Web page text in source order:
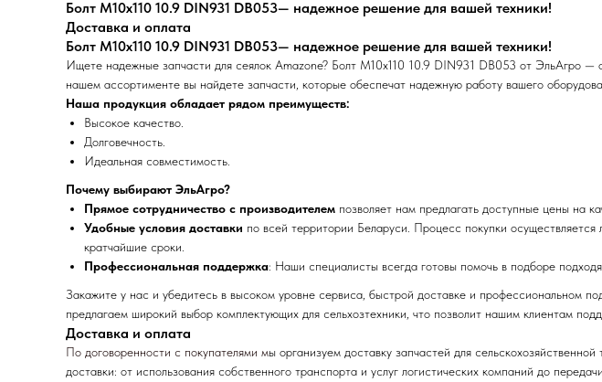
Болт М10х110 10.9 DIN931 DB053— надежное решение для вашей техники!
Доставка и оплата
Болт М10х110 10.9 DIN931 DB053— надежное решение для вашей техники!
Ищете надежные запчасти для сеялок Amazone? Болт М10х110 10.9 DIN931 DB053 от ЭльАгро
нашем ассортименте вы найдете запчасти, которые обеспечат надежную работу вашего
Наша продукция обладает рядом преимуществ:
Высокое качество.
Долговечность.
Идеальная совместимость.
Почему выбирают ЭльАгро?
Прямое сотрудничество с производителем позволяет нам предлагать доступные цены на
Удобные условия доставки по всей территории Беларуси. Процесс покупки
кратчайшие сроки.
Профессиональная поддержка: Наши специалисты всегда готовы помочь в подборе
Закажите у нас и убедитесь в высоком уровне сервиса, быстрой доставке и профессиональном
предлагаем широкий выбор комплектующих для сельхозтехники, что позволит нашим клиентам
Доставка и оплата
По договоренности с покупателями мы организуем доставку запчастей для
доставки: от использования собственного транспорта и услуг логистических компаний до